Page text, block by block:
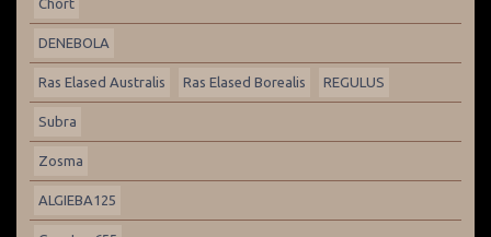
Chort
DENEBOLA
Ras Elased Australis Ras Elased Borealis REGULUS
Subra
Zosma
ALGIEBA125